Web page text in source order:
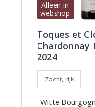
Alleen in
webshop
Toques et
Chardonnay
2024
Zacht, rijk
Witte